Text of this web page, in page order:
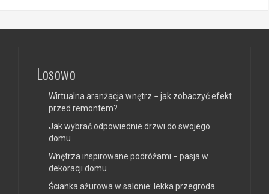
Losowo
Wirtualna aranżacja wnętrz − jak zobaczyć efekt
przed remontem?
Jak wybrać odpowiednie drzwi do swojego
domu
Wnętrza inspirowane podróżami − pasja w
dekoracji domu
Ścianka ażurowa w salonie: lekka przegroda